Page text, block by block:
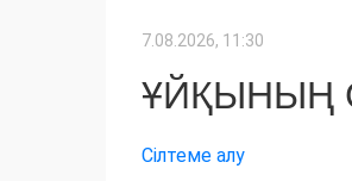
7.08.2026, 11:30
ҰЙҚЫНЫҢ
Сілтеме алу